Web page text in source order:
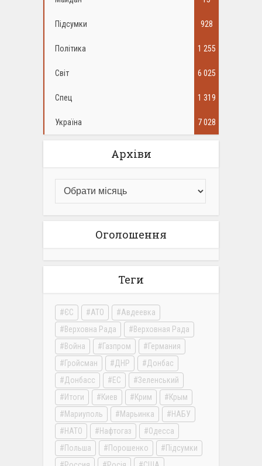
Підсумки 928
Політика 1 255
Світ 6 025
Спец 1 319
Україна 7 028
Архіви
Оголошення
Теги
ЄС АТО
Авдеевка
Верховна Рада
Верховная Рада
Война
Газпром
Германия
Гройсман
ДНР
Донбас
Донбасс
ЕС
Зеленський
Итоги
Киев Крим
Крым
Мариуполь
Марьинка
НАБУ
НАТО
Нафтогаз
Одесса
Польша
Порошенко
Підсумки